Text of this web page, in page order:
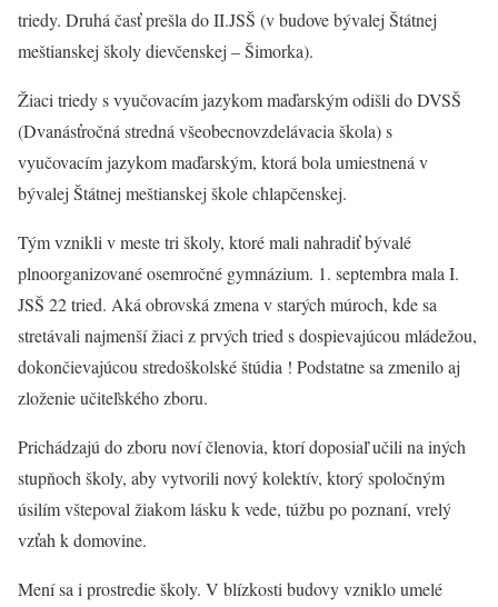
triedy. Druhá časť prešla do II.JSŠ (v budove bývalej Štátnej
meštianskej školy dievčenskej – Šimorka).
Žiaci triedy s vyučovacím jazykom maďarským odišli do DVSŠ
(Dvanásťročná stredná všeobecnovzdelávacia škola) s
vyučovacím jazykom maďarským, ktorá bola umiestnená v
bývalej Štátnej meštianskej škole chlapčenskej.
Tým vznikli v meste tri školy, ktoré mali nahradiť bývalé
plnoorganizované osemročné gymnázium. 1. septembra mala I.
JSŠ 22 tried. Aká obrovská zmena v starých múroch, kde sa
stretávali najmenší žiaci z prvých tried s dospievajúcou mládežou,
dokončievajúcou stredoškolské štúdia ! Podstatne sa zmenilo aj
zloženie učiteľského zboru.
Prichádzajú do zboru noví členovia, ktorí doposiaľ učili na iných
stupňoch školy, aby vytvorili nový kolektív, ktorý spoločným
úsilím vštepoval žiakom lásku k vede, túžbu po poznaní, vrelý
vzťah k domovine.
Mení sa i prostredie školy. V blízkosti budovy vzniklo umelé